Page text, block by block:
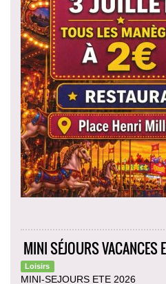
MINI SÉJOURS VACANCES
Loisirs
MINI-SEJOURS ETE 2026